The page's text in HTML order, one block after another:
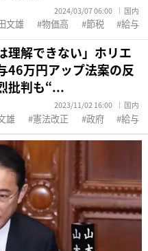
2024/03/07 06:00 国内
文雄 物価高 節税 給与
理解できない」ホリエ
万円アップ法案の反
批判も“...
2023/11/02 16:00 国内
雄 憲法改正 政府 給与